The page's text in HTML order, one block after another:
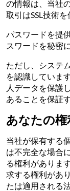
の情報は、当社
取引はSSL技術
パスワードを提
スワードを秘密
ただし、システ
を認識していま
人データを保護
あることを保証
あなたの権
当社が保有する
は不完全な場合
る権利がありま
求する権利があ
たは適用される